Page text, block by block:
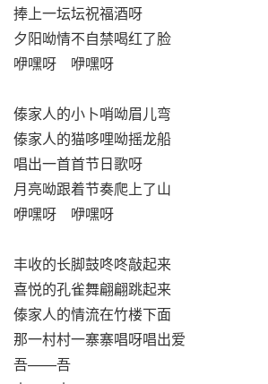
捧上一坛坛祝福酒呀
夕阳呦情不自禁喝红了脸
咿嘿呀 咿嘿呀
傣家人的小卜哨呦眉儿弯
傣家人的猫哆哩呦摇龙船
唱出一首首节日歌呀
月亮呦跟着节奏爬上了山
咿嘿呀 咿嘿呀
丰收的长脚鼓咚咚敲起来
喜悦的孔雀舞翩翩跳起来
傣家人的情流在竹楼下面
那一村村一寨寨唱呀唱出爱
吾——吾